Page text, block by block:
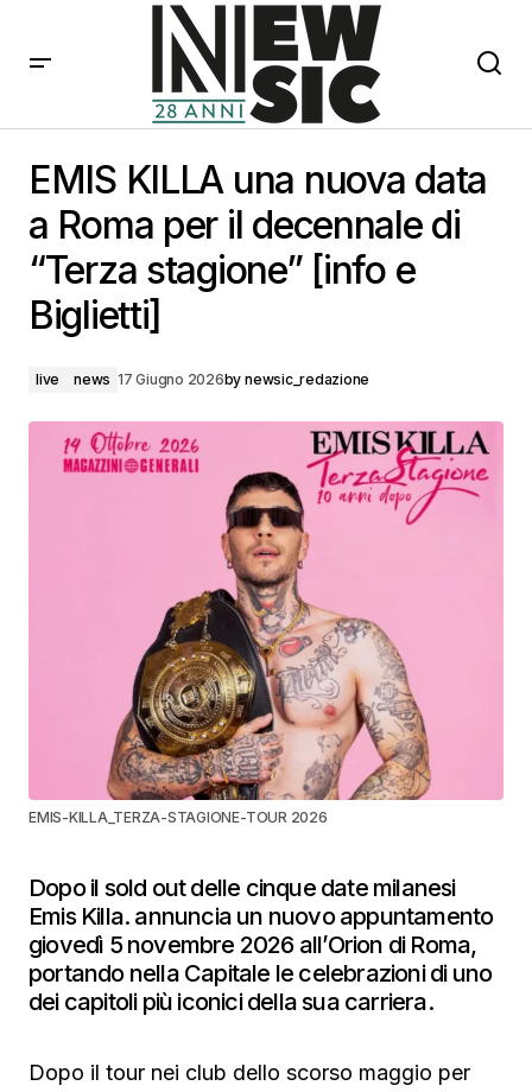
di “Terza stagione” [info e Biglietti]
EMIS KILLA una nuova data
a Roma per il decennale di
“Terza stagione” [info e
Biglietti]
live news 17 Giugno 2026by newsic_redazione
EMIS-KILLA_TERZA-STAGIONE-TOUR 2026
Dopo il sold out delle cinque date milanesi
Emis Killa. annuncia un nuovo appuntamento
giovedì 5 novembre 2026 all’Orion di Roma,
portando nella Capitale le celebrazioni di uno
dei capitoli più iconici della sua carriera.
Dopo il tour nei club dello scorso maggio per